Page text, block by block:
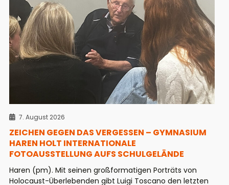
7. August 2026
ZEICHEN GEGEN DAS VERGESSEN – GYMNASIUM
HAREN HOLT INTERNATIONALE
FOTOAUSSTELLUNG AUFS SCHULGELÄNDE
Haren (pm). Mit seinen großformatigen Porträts von
Holocaust-Überlebenden gibt Luigi Toscano den letzten